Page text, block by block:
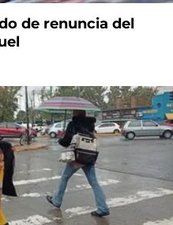
de renuncia del